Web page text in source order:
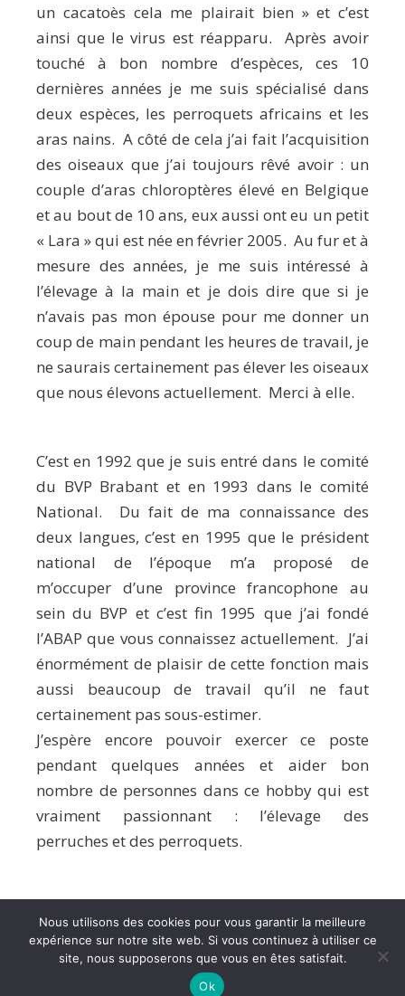
un cacatoès cela me plairait bien » et c’est
ainsi que le virus est réapparu. Après avoir
touché à bon nombre d’espèces, ces 10
dernières années je me suis spécialisé dans
deux espèces, les perroquets africains et les
aras nains. A côté de cela j’ai fait l’acquisition
des oiseaux que j’ai toujours rêvé avoir : un
couple d’aras chloroptères élevé en Belgique
et au bout de 10 ans, eux aussi ont eu un petit
« Lara » qui est née en février 2005. Au fur et à
mesure des années, je me suis intéressé à
l’élevage à la main et je dois dire que si je
n’avais pas mon épouse pour me donner un
coup de main pendant les heures de travail, je
ne saurais certainement pas élever les oiseaux
que nous élevons actuellement. Merci à elle.
C’est en 1992 que je suis entré dans le comité
du BVP Brabant et en 1993 dans le comité
National. Du fait de ma connaissance des
deux langues, c’est en 1995 que le président
national de l’époque m’a proposé de
m’occuper d’une province francophone au
sein du BVP et c’est fin 1995 que j’ai fondé
l’ABAP que vous connaissez actuellement. J’ai
énormément de plaisir de cette fonction mais
aussi beaucoup de travail qu’il ne faut
certainement pas sous-estimer.
J’espère encore pouvoir exercer ce poste
pendant quelques années et aider bon
nombre de personnes dans ce hobby qui est
vraiment passionnant : l’élevage des
perruches et des perroquets.
Confidentialité
© 2026 ABAP | Tous droits réservés | Gestion du site
Thecommugirl
Nous utilisons des cookies pour vous garantir la meilleure
expérience sur notre site web. Si vous continuez à utiliser ce
site, nous supposerons que vous en êtes satisfait.
Ok